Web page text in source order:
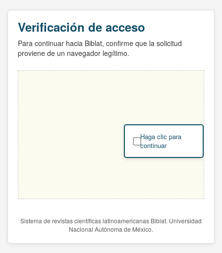
Verificación de acceso
Para continuar hacia Biblat, confirme que la solicitud
proviene de un navegador legítimo.
Haga clic para
continuar
Sistema de revistas científicas latinoamericanas Biblat. Universidad
Nacional Autónoma de México.